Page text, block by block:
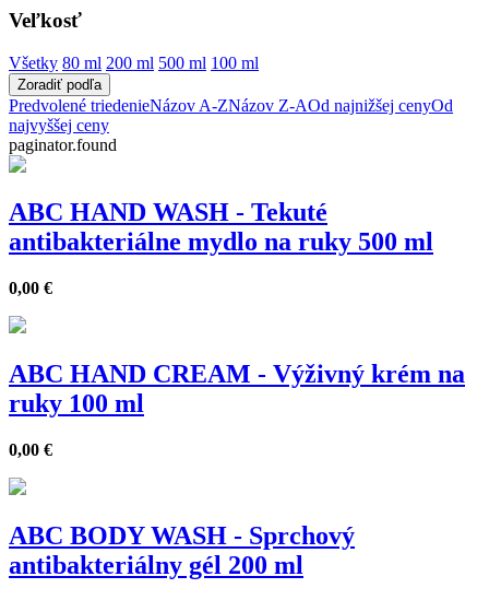
Veľkosť
Všetky 80 ml 200 ml 500 ml 100 ml
Zoradiť podľa
Predvolené triedenieNázov A-ZNázov Z-AOd najnižšej cenyOd
najvyššej ceny
paginator.found
ABC HAND WASH - Tekuté
antibakteriálne mydlo na ruky 500 ml
0,00 €
ABC HAND CREAM - Výživný krém na
ruky 100 ml
0,00 €
ABC BODY WASH - Sprchový
antibakteriálny gél 200 ml